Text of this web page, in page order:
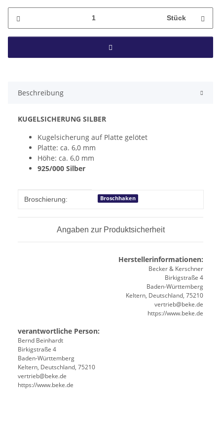
Stück
Beschreibung
KUGELSICHERUNG SILBER
Kugelsicherung auf Platte gelötet
Platte: ca. 6,0 mm
Höhe: ca. 6,0 mm
925/000 Silber
Produkteigenschaft
Wert
Broschierung: Broschhaken
Angaben zur Produktsicherheit
Herstellerinformationen:
Becker & Kerschner
Birkigstraße 4
Baden-Württemberg
Keltern, Deutschland, 75210
vertrieb@beke.de
https://www.beke.de
verantwortliche Person:
Bernd Beinhardt
Birkigstraße 4
Baden-Württemberg
Keltern, Deutschland, 75210
vertrieb@beke.de
https://www.beke.de